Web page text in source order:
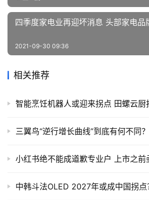
四季度家电业再迎坏消息 头部家电品
2021-09-30 09:36
相关推荐
智能烹饪机器人或迎来拐点 田螺云厨
三翼鸟“逆行增长曲线”到底有何不同？
小红书绝不能成道歉专业户 上市之前
中韩斗法OLED 2027年或成中国拐点